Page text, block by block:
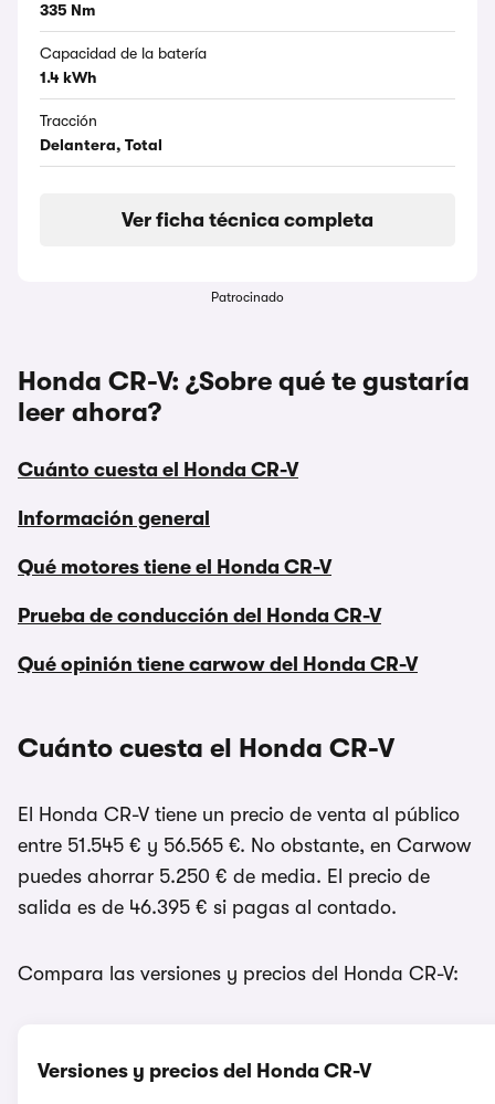
335 Nm
Capacidad de la batería
1.4 kWh
Tracción
Delantera, Total
Ver ficha técnica completa
Patrocinado
Honda CR-V: ¿Sobre qué te gustaría
leer ahora?
Cuánto cuesta el Honda CR-V
Información general
Qué motores tiene el Honda CR-V
Prueba de conducción del Honda CR-V
Qué opinión tiene carwow del Honda CR-V
Cuánto cuesta el Honda CR-V
El Honda CR-V tiene un precio de venta al público
entre 51.545 € y 56.565 €. No obstante, en Carwow
puedes ahorrar 5.250 € de media. El precio de
salida es de 46.395 € si pagas al contado.
Compara las versiones y precios del Honda CR-V:
Versiones y precios del Honda CR-V